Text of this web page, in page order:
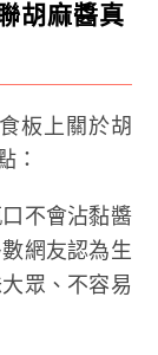
胡麻醬真
板上關於胡
：
不會沾黏醬
網友認為生
眾、不容易